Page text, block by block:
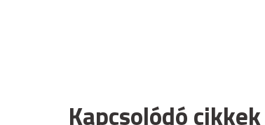
Kapcsolódó cikkek